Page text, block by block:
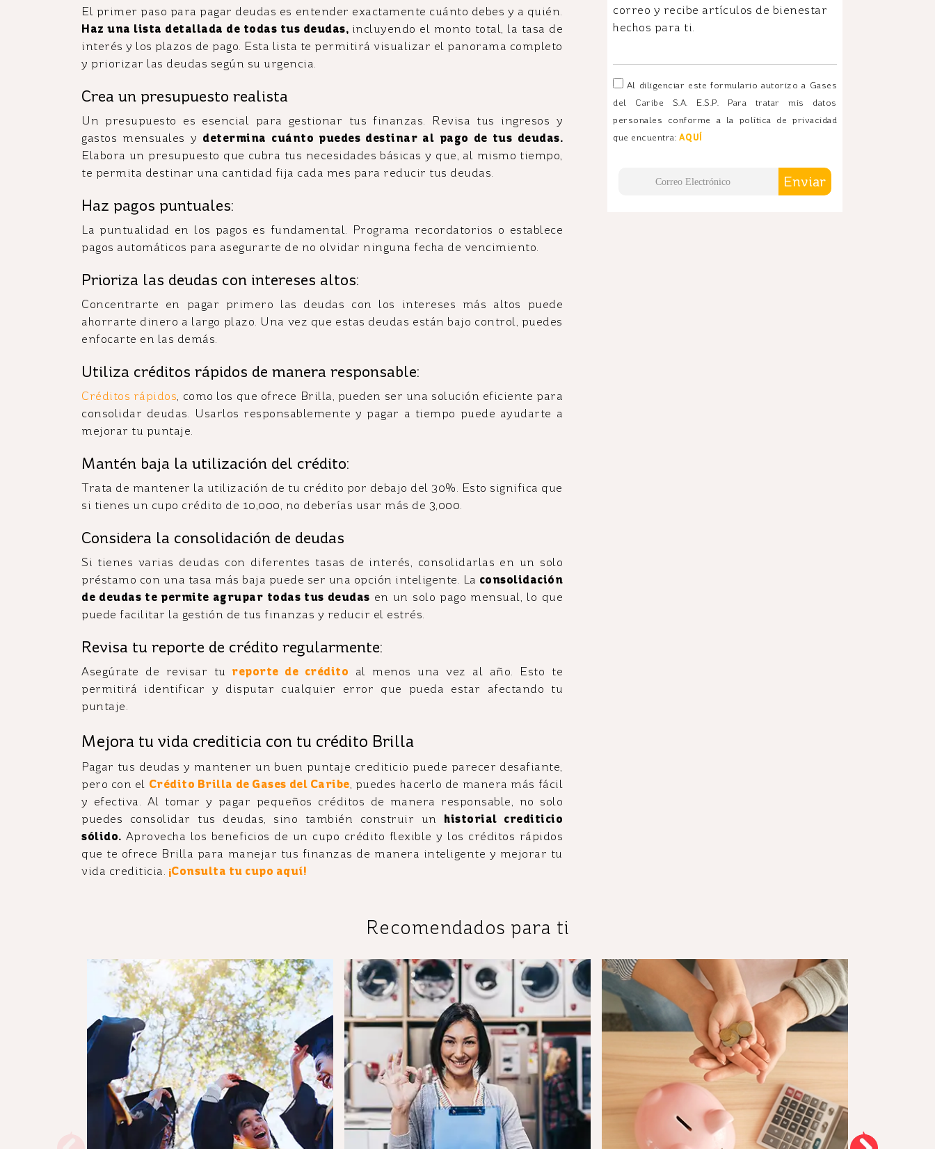
El primer paso para pagar deudas es entender exactamente cuánto debes y a quién.
Haz una lista detallada de todas tus deudas, incluyendo el monto total, la tasa de
interés y los plazos de pago. Esta lista te permitirá visualizar el panorama completo
y priorizar las deudas según su urgencia.
Crea un presupuesto realista
Un presupuesto es esencial para gestionar tus finanzas. Revisa tus ingresos y
gastos mensuales y determina cuánto puedes destinar al pago de tus deudas.
Elabora un presupuesto que cubra tus necesidades básicas y que, al mismo tiempo,
te permita destinar una cantidad fija cada mes para reducir tus deudas.
Haz pagos puntuales:
La puntualidad en los pagos es fundamental. Programa recordatorios o establece
pagos automáticos para asegurarte de no olvidar ninguna fecha de vencimiento.
Prioriza las deudas con intereses altos:
Concentrarte en pagar primero las deudas con los intereses más altos puede
ahorrarte dinero a largo plazo. Una vez que estas deudas están bajo control, puedes
enfocarte en las demás.
Utiliza créditos rápidos de manera responsable:
Créditos rápidos, como los que ofrece Brilla, pueden ser una solución eficiente para
consolidar deudas. Usarlos responsablemente y pagar a tiempo puede ayudarte a
mejorar tu puntaje.
Mantén baja la utilización del crédito:
Trata de mantener la utilización de tu crédito por debajo del 30%. Esto significa que
si tienes un cupo crédito de 10,000, no deberías usar más de 3,000.
Considera la consolidación de deudas
Si tienes varias deudas con diferentes tasas de interés, consolidarlas en un solo
préstamo con una tasa más baja puede ser una opción inteligente. La consolidación
de deudas te permite agrupar todas tus deudas en un solo pago mensual, lo que
puede facilitar la gestión de tus finanzas y reducir el estrés.
Revisa tu reporte de crédito regularmente:
Asegúrate de revisar tu reporte de crédito al menos una vez al año. Esto te
permitirá identificar y disputar cualquier error que pueda estar afectando tu
puntaje.
Mejora tu vida crediticia con tu crédito Brilla
Pagar tus deudas y mantener un buen puntaje crediticio puede parecer desafiante,
pero con el Crédito Brilla de Gases del Caribe, puedes hacerlo de manera más fácil
y efectiva. Al tomar y pagar pequeños créditos de manera responsable, no solo
puedes consolidar tus deudas, sino también construir un historial crediticio
sólido. Aprovecha los beneficios de un cupo crédito flexible y los créditos rápidos
que te ofrece Brilla para manejar tus finanzas de manera inteligente y mejorar tu
vida crediticia. ¡Consulta tu cupo aquí!
correo y recibe artículos de bienestar
hechos para ti.
Al diligenciar este formulario autorizo a Gases
del Caribe S.A. E.S.P. Para tratar mis datos
personales conforme a la política de privacidad
que encuentra: AQUÍ
Enviar
Recomendados para ti